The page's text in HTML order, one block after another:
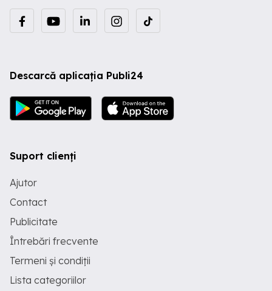
Descarcă aplicația Publi24
Suport clienți
Ajutor
Contact
Publicitate
Întrebări frecvente
Termeni și condiții
Lista categoriilor